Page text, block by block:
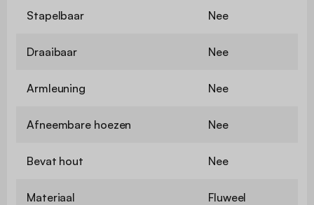
Stapelbaar Nee
Draaibaar Nee
Armleuning Nee
Afneembare hoezen Nee
Bevat hout Nee
Materiaal Fluweel